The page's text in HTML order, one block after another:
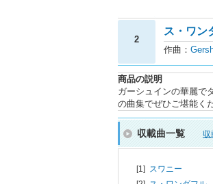
2
ス・ワン
作曲：
商品の説明
ガーシュインの華麗で
の曲集でぜひご堪能く
収載曲一覧 収
[1] スワニー